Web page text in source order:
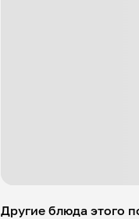
Другие блюда этого